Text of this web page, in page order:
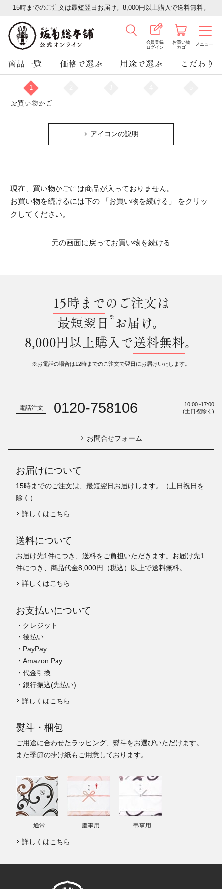
15時までのご注文は最短翌日お届け。8,000円以上購入で送料無料。
会員登録
ログイン
お買い物
カゴ
メニュー
商品一覧 価格で選ぶ 用途で選ぶ こだわり
1
お買い物かご
アイコンの説明
現在、買い物かごには商品が入っておりません。
お買い物を続けるには下の 「お買い物を続ける」 をクリッ
クしてください。
元の画面に戻ってお買い物を続ける
15時までのご注文は
最短翌日 ※ お届け。
8,000円以上購入で送料無料。
※お電話の場合は12時までのご注文で翌日にお届けいたします。
電話注文 0120-758106
10:00~17:00
(土日祝除く)
お問合せフォーム
お届けについて
15時までのご注文は、最短翌日お届けします。（土日祝日を
除く）
詳しくはこちら
送料について
お届け先1件につき、送料をご負担いただきます。お届け先1
件につき、商品代金8,000円（税込）以上で送料無料。
詳しくはこちら
お支払いについて
・クレジット
・後払い
・PayPay
・Amazon Pay
・代金引換
・銀行振込(先払い)
詳しくはこちら
熨斗・梱包
ご用途に合わせたラッピング、熨斗をお選びいただけます。
また季節の掛け紙もご用意しております。
通常 慶事用 弔事用
詳しくはこちら